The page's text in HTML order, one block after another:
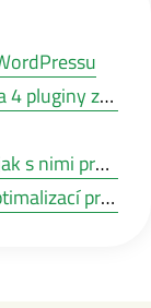
Pluginy pro WordPress: k čemu jsou a 4 pluginy zdarma, které musíte mít
WordPress widgety: k čemu slouží a jak s nimi pracovat?
SEO WordPressu aneb začínáme s optimalizací pro vyhledávače